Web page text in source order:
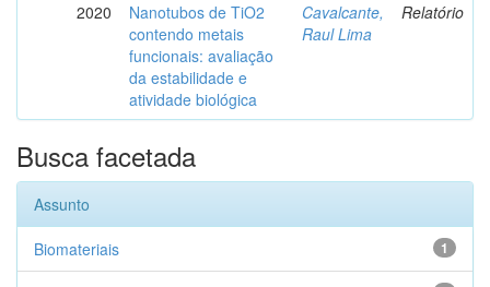
2020
Nanotubos de TiO2
contendo metais
funcionais: avaliação
da estabilidade e
atividade biológica
Cavalcante,
Raul Lima
Relatório
Busca facetada
Assunto
1
Biomateriais